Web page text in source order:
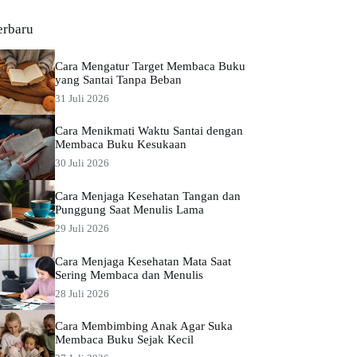
Cara Mengatur Target Membaca Buku
yang Santai Tanpa Beban
31 Juli 2026
Cara Menikmati Waktu Santai dengan
Membaca Buku Kesukaan
30 Juli 2026
Cara Menjaga Kesehatan Tangan dan
Punggung Saat Menulis Lama
29 Juli 2026
Cara Menjaga Kesehatan Mata Saat
Sering Membaca dan Menulis
28 Juli 2026
Cara Membimbing Anak Agar Suka
Membaca Buku Sejak Kecil